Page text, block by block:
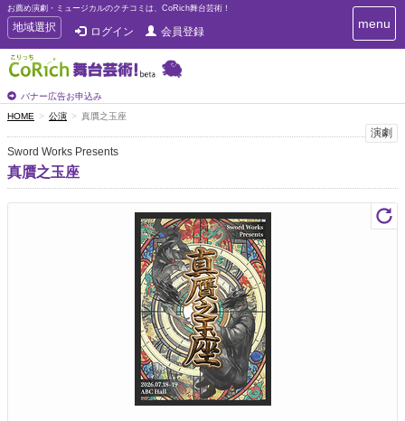
お薦め演劇・ミュージカルのクチコミは、CoRich舞台芸術！
T
o
g
g
e
n
a
v
i
g
地域選択 ログイン 会員登録
バナー広告お申込み
T
o
i
g
menu
HOME 公演 真贋之玉座
演劇
Sword Works Presents
真贋之玉座